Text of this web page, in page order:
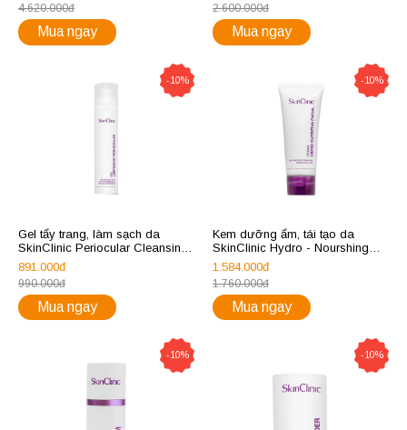
4.620.000đ
Mua ngay
2.600.000đ
Mua ngay
-10%
Gel tẩy trang, làm sạch da
SkinClinic Periocular Cleansing
Gel
891.000đ
990.000đ
Mua ngay
-10%
Kem dưỡng ẩm, tái tạo da
SkinClinic Hydro - Nourshing
Facial Cream
1.584.000đ
1.760.000đ
Mua ngay
-10% -10%